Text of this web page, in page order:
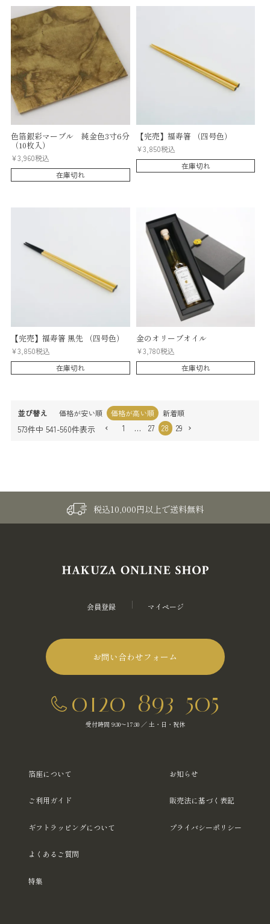
色箔銀彩マーブル 純金色3寸6分
（10枚入）
¥3,960税込
在庫切れ
【完売】福寿箸 （四号色）
¥3,850税込
在庫切れ
【完売】福寿箸 黒先 （四号色）
¥3,850税込
在庫切れ
金のオリーブオイル
¥3,780税込
在庫切れ
並び替え 価格が安い順 価格が高い順 新着順
573件中 541-560件表示 1 … 27 28 29
税込10,000円以上で送料無料
会員登録 マイページ
お問い合わせフォーム
0120-893-505
受付時間 9:30～17:30 ／ 土・日・祝休
箔座について
ご利用ガイド
ギフトラッピングについて
よくあるご質問
特集
お知らせ
販売法に基づく表記
プライバシーポリシー